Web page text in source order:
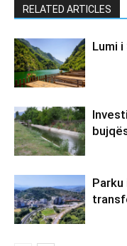
RELATED ARTICLES
Lumi